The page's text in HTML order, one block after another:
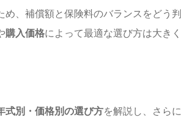
め、補償額と保険料のバランスをどう判
購入価格によって最適な選び方は大きく
式別・価格別の選び方を解説し、さらに